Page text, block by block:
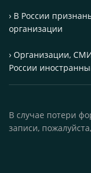
› В России
организации
› Организации,
России
В случае потери
записи,